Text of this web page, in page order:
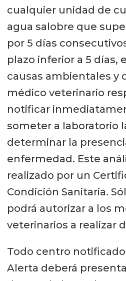
cualquier unidad de
agua salobre que
por 5 días
plazo inferior a 5 días,
causas ambientales y
médico veterinario
notificar
someter a laboratorio
determinar la
enfermedad. Este
realizado por un
Condición Sanitaria.
podrá autorizar a los
veterinarios a realizar
Todo centro
Alerta deberá